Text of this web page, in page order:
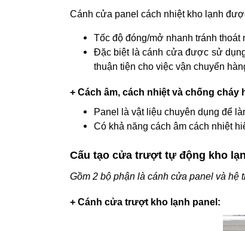
Cánh cửa panel cách nhiệt kho lạnh
Tốc độ đóng/mở nhanh tránh thoát
Đặc biệt là cánh cửa được sử
thuận tiện cho việc vận chuyển
+ Cách âm, cách nhiệt và chống cháy
Panel là vật liệu chuyên dụng để
Có khả năng cách âm cách nhiệt
Cấu tạo cửa trượt tự động kho
Gồm 2 bộ phận là cánh cửa panel và hệ
+ Cánh cửa trượt kho lạnh panel: